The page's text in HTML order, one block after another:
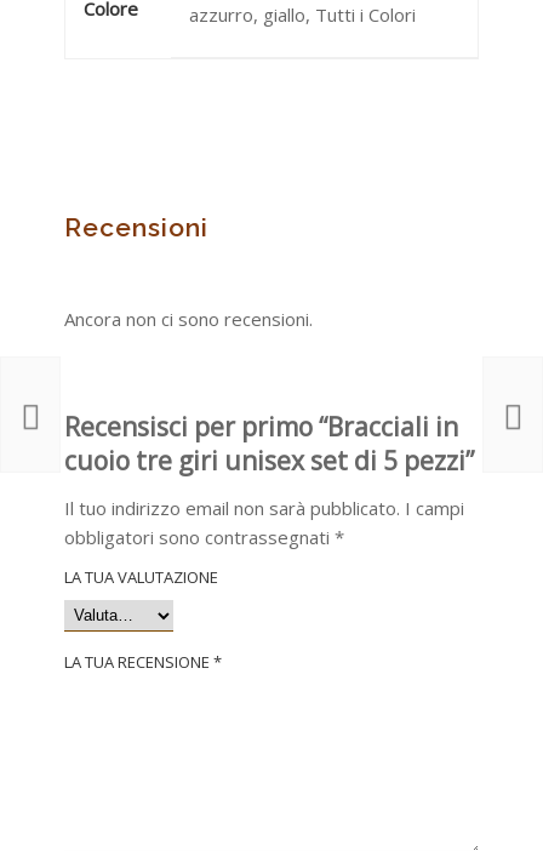
Colore azzurro, giallo, Tutti i Colori
Recensioni
Ancora non ci sono recensioni.
Recensisci per primo “Bracciali in
cuoio tre giri unisex set di 5 pezzi”
Il tuo indirizzo email non sarà pubblicato. I campi
obbligatori sono contrassegnati *
LA TUA VALUTAZIONE
LA TUA RECENSIONE *